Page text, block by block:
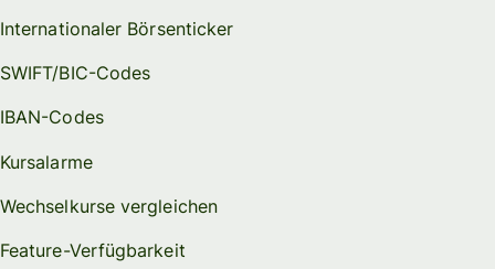
Internationaler Börsenticker
SWIFT/BIC-Codes
IBAN-Codes
Kursalarme
Wechselkurse vergleichen
Feature-Verfügbarkeit